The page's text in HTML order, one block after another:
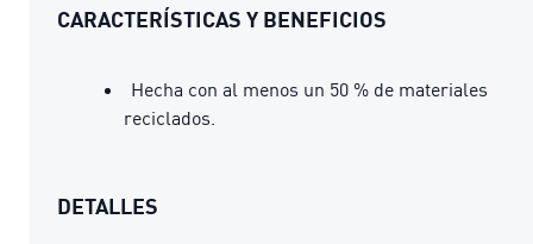
CARACTERÍSTICAS Y BENEFICIOS
Hecha con al menos un 50 % de materiales
reciclados.
DETALLES